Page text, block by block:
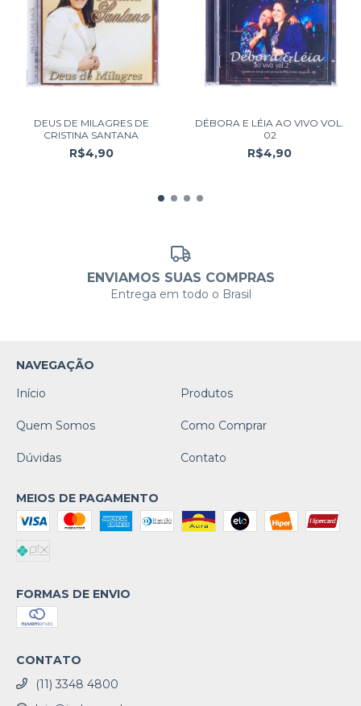
DEUS DE MILAGRES DE
CRISTINA SANTANA
R$4,90
DÉBORA E LÉIA AO VIVO VOL.
02
R$4,90
ENVIAMOS SUAS COMPRAS
Entrega em todo o Brasil
NAVEGAÇÃO
Início
Produtos
Quem Somos Como Comprar
Dúvidas Contato
MEIOS DE PAGAMENTO
FORMAS DE ENVIO
CONTATO
(11) 3348 4800